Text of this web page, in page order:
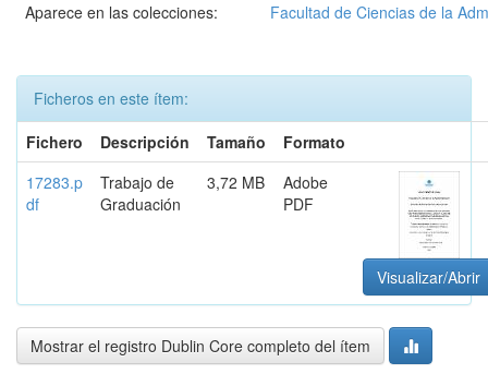
Aparece en las colecciones:
Facultad de Ciencias de la
Ficheros en este ítem:
Fichero
Descripción Tamaño
Formato
17283.p
df
Trabajo de
Graduación
3,72 MB
Adobe
PDF
Visualizar/Abrir
Mostrar el registro Dublin Core completo del ítem